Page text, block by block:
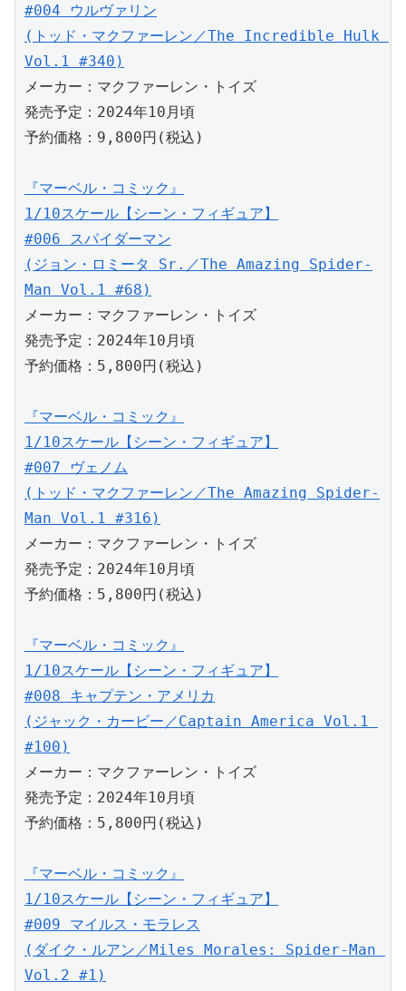
#004 ウルヴァリン
(トッド・マクファーレン／The Incredible Hulk
Vol.1 #340)
メーカー：マクファーレン・トイズ
発売予定：2024年10月頃
予約価格：9,800円(税込)
『マーベル・コミック』
1/10スケール【シーン・フィギュア】
#006 スパイダーマン
(ジョン・ロミータ Sr.／The Amazing Spider-
Man Vol.1 #68)
メーカー：マクファーレン・トイズ
発売予定：2024年10月頃
予約価格：5,800円(税込)
『マーベル・コミック』
1/10スケール【シーン・フィギュア】
#007 ヴェノム
(トッド・マクファーレン／The Amazing Spider-
Man Vol.1 #316)
メーカー：マクファーレン・トイズ
発売予定：2024年10月頃
予約価格：5,800円(税込)
『マーベル・コミック』
1/10スケール【シーン・フィギュア】
#008 キャプテン・アメリカ
(ジャック・カービー／Captain America Vol.1
#100)
メーカー：マクファーレン・トイズ
発売予定：2024年10月頃
予約価格：5,800円(税込)
『マーベル・コミック』
1/10スケール【シーン・フィギュア】
#009 マイルス・モラレス
(ダイク・ルアン／Miles Morales: Spider-Man
Vol.2 #1)